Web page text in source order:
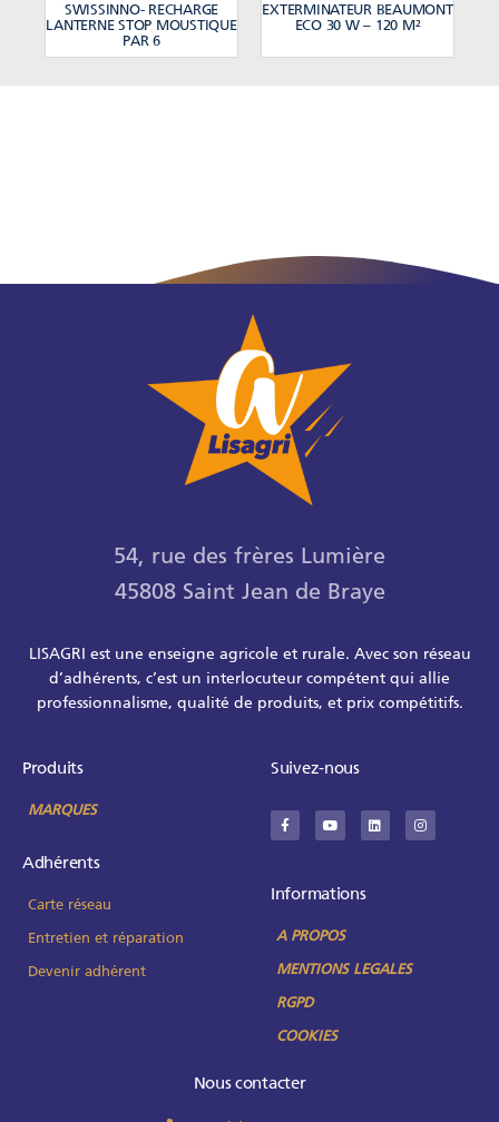
SWISSINNO- RECHARGE
LANTERNE STOP MOUSTIQUE
PAR 6
EXTERMINATEUR BEAUMONT
ECO 30 W – 120 M²
54, rue des frères Lumière
45808 Saint Jean de Braye
LISAGRI est une enseigne agricole et rurale. Avec son réseau
d’adhérents, c’est un interlocuteur compétent qui allie
professionnalisme, qualité de produits, et prix compétitifs.
Produits
MARQUES
Adhérents
Carte réseau
Entretien et réparation
Devenir adhérent
Suivez-nous
Informations
A PROPOS
MENTIONS LEGALES
RGPD
COOKIES
Nous contacter